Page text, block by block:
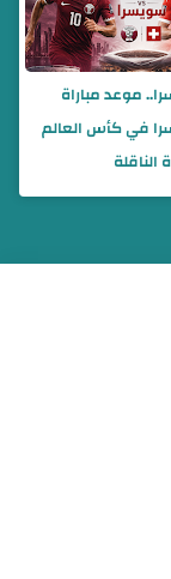
موعد مباراة
في كأس العالم